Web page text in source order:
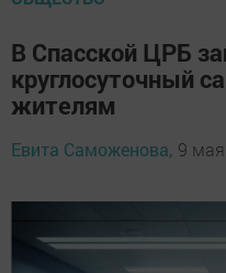
В Спасской ЦРБ
круглосуточный
жителям
Евита Саможенова, 9